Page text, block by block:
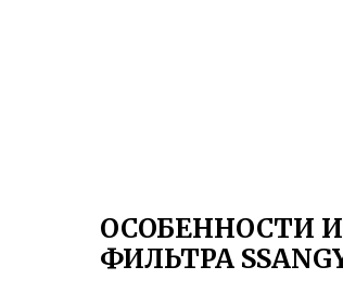
ОСОБЕННОСТИ
ФИЛЬТРА